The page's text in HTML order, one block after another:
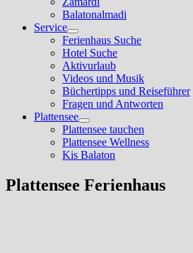
Balatonalmadi
Service
Show
sub
menu
Ferienhaus Suche
Hotel Suche
Aktivurlaub
Videos und Musik
Büchertipps und Reiseführer
Fragen und Antworten
Plattensee
Show
sub
menu
Plattensee tauchen
Plattensee Wellness
Kis Balaton
Plattensee Ferienhaus